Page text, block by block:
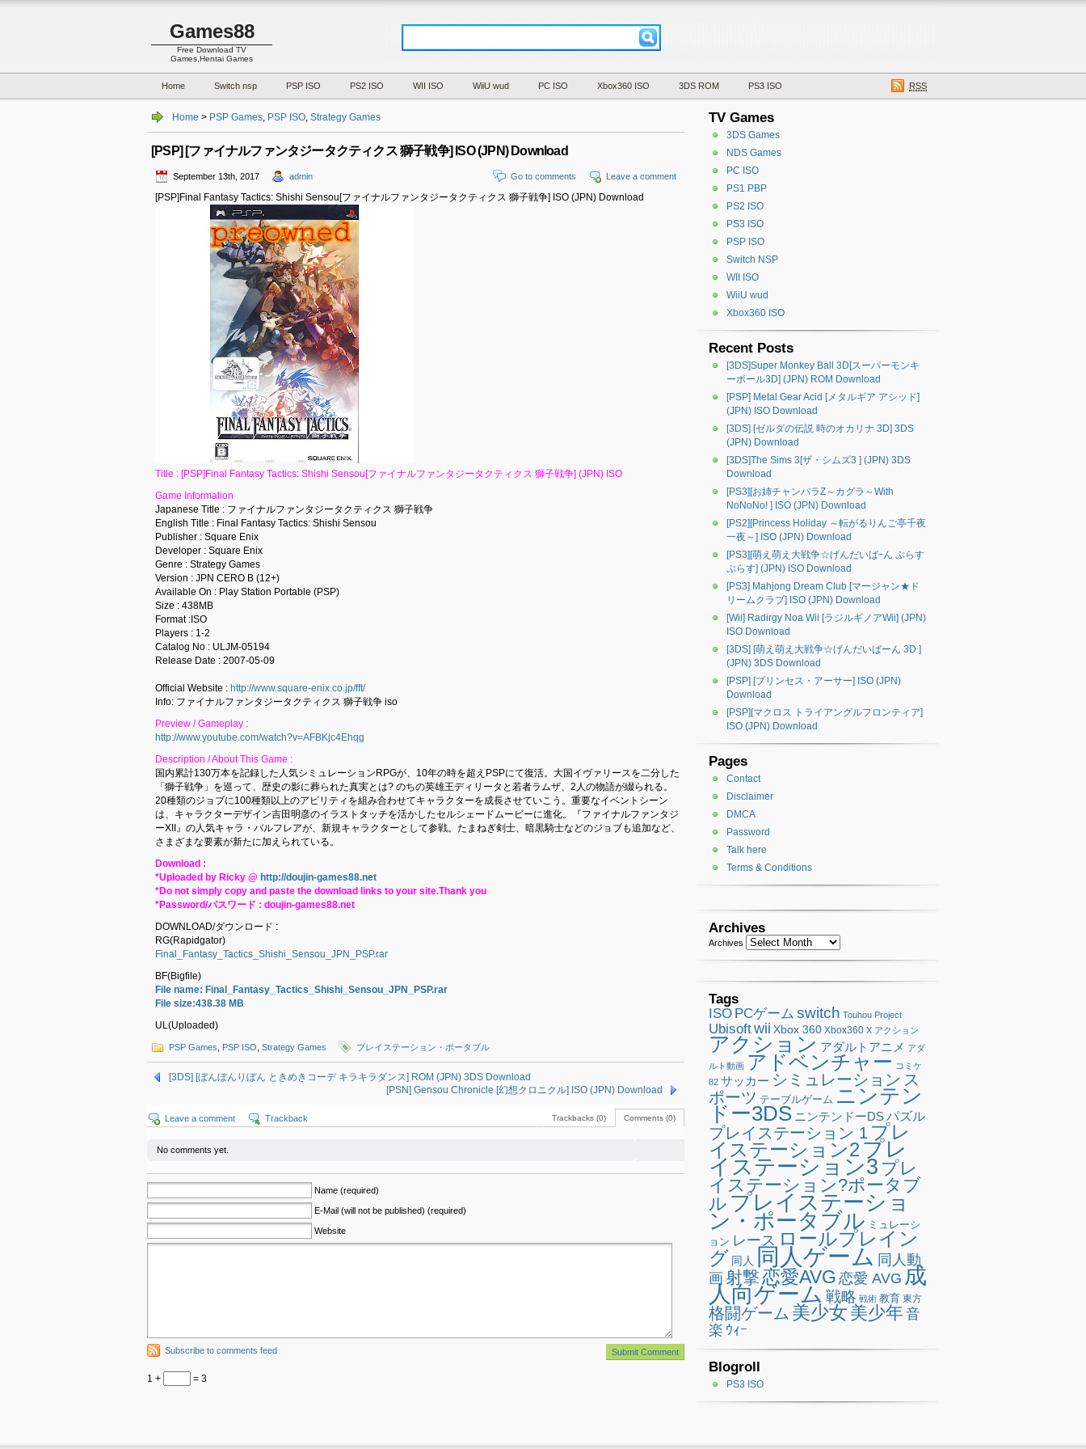
Games88
Free Download TV
Games,Hentai Games
Home Switch nsp PSP ISO PS2 ISO WII ISO WiiU wud PC ISO Xbox360 ISO 3DS ROM PS3 ISO RSS
Home > PSP Games, PSP ISO, Strategy Games
[PSP] [ファイナルファンタジータクティクス 獅子戦争] ISO (JPN) Download
September 13th, 2017 admin Leave a comment
Go to comments
[PSP]Final Fantasy Tactics: Shishi Sensou[ファイナルファンタジータクティクス 獅子戦争] ISO (JPN) Download
Title : [PSP]Final Fantasy Tactics: Shishi Sensou[ファイナルファンタジータクティクス 獅子戦争] (JPN) ISO
Game Information
Japanese Title : ファイナルファンタジータクティクス 獅子戦争
English Title : Final Fantasy Tactics: Shishi Sensou
Publisher : Square Enix
Developer : Square Enix
Genre : Strategy Games
Version : JPN CERO B (12+)
Available On : Play Station Portable (PSP)
Size : 438MB
Format :ISO
Players : 1-2
Catalog No : ULJM-05194
Release Date : 2007-05-09
Official Website : http://www.square-enix.co.jp/fft/
Info: ファイナルファンタジータクティクス 獅子戦争 iso
Preview / Gameplay :
http://www.youtube.com/watch?v=AFBKjc4Ehqg
Description / About This Game :
国内累計130万本を記録した人気シミュレーションRPGが、10年の時を超えPSPにて復活。大国イヴァリースを二分した
「獅子戦争」を巡って、歴史の影に葬られた真実とは? のちの英雄王ディリータと若者ラムザ、2人の物語が綴られる。
20種類のジョブに100種類以上のアビリティを組み合わせてキャラクターを成長させていこう。重要なイベントシーン
は、キャラクターデザイン吉田明彦のイラストタッチを活かしたセルシェードムービーに進化。『ファイナルファンタジ
ーXII』の人気キャラ・バルフレアが、新規キャラクターとして参戦。たまねぎ剣士、暗黒騎士などのジョブも追加など、
さまざまな要素が新たに加えられている。
Download :
*Uploaded by Ricky @ http://doujin-games88.net
*Do not simply copy and paste the download links to your site.Thank you
*Password/パスワード : doujin-games88.net
DOWNLOAD/ダウンロード :
RG(Rapidgator)
Final_Fantasy_Tactics_Shishi_Sensou_JPN_PSP.rar
BF(Bigfile)
File name: Final_Fantasy_Tactics_Shishi_Sensou_JPN_PSP.rar
File size:438.38 MB
UL(Uploaded)
PSP Games PSP ISO Strategy Games プレイステーション・ポータブル
[3DS] [ぼんぼんりぼん ときめきコーデ キラキラダンス] ROM (JPN) 3DS Download
[PSN] Gensou Chronicle [幻想クロニクル] ISO (JPN) Download
Comments (0)
Trackbacks (0)
Leave a comment Trackback
No comments yet.
Name (required)
E-Mail (will not be published) (required)
Website
Subscribe to comments feed
1 + = 3
TV Games
3DS Games
NDS Games
PC ISO
PS1 PBP
PS2 ISO
PS3 ISO
PSP ISO
Switch NSP
WII ISO
WiiU wud
Xbox360 ISO
Recent Posts
[3DS]Super Monkey Ball 3D[スーパーモンキ
ーボール3D] (JPN) ROM Download
[PSP] Metal Gear Acid [メタルギア アシッド]
(JPN) ISO Download
[3DS] [ゼルダの伝説 時のオカリナ 3D] 3DS
(JPN) Download
[3DS]The Sims 3[ザ・シムズ3 ] (JPN) 3DS
Download
[PS3][お姉チャンバラZ～カグラ～With
NoNoNo! ] ISO (JPN) Download
[PS2][Princess Holiday ～転がるりんご亭千夜
一夜～] ISO (JPN) Download
[PS3][萌え萌え大戦争☆げんだいばｰん ぷらす
ぷらす] (JPN) ISO Download
[PS3] Mahjong Dream Club [マージャン★ド
リームクラブ] ISO (JPN) Download
[Wii] Radirgy Noa Wii [ラジルギノアWii] (JPN)
ISO Download
[3DS] [萌え萌え大戦争☆げんだいばーん 3D ]
(JPN) 3DS Download
[PSP] [プリンセス・アーサー] ISO (JPN)
Download
[PSP][マクロス トライアングルフロンティア]
ISO (JPN) Download
Pages
Contact
Disclaimer
DMCA
Password
Talk here
Terms & Conditions
Archives
Archives
Tags
ISO PCゲーム switch Touhou Project
Ubisoftwii Xbox 360 Xbox360 X アクション
アクション アダルトアニメ アダ
ルト動画 アドベンチャー コミケ
82 サッカー シミュレーション ス
ポーツ テーブルゲーム ニンテン
ドー3DS ニンテンドーDSパズル
プレイステーション 1 プレ
イステーション2プレ
イステーション3 プレ
イステーション?ポータブ
ル プレイステーショ
ン・ポータブル ミュレーシ
ョン レース ロールプレイン
グ 同人 同人ゲーム 同人動
画射撃恋愛AVG 恋愛 AVG 成
人向ゲーム 戦略 戦術 教育 東方
格闘ゲーム 美少女 美少年音
楽 ｳｨｰ
Blogroll
PS3 ISO